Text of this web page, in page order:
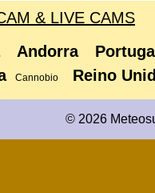
& LIVE CAMS
Andorra
Cannobio Reino
© 2026